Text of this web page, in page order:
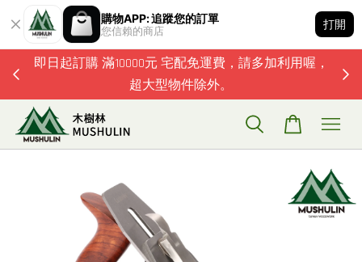
購物APP: 追蹤您的訂單
您信賴的商店
打開
即日起訂購 滿10000元 宅配免運費，請多加利用喔，
超大型物件除外。